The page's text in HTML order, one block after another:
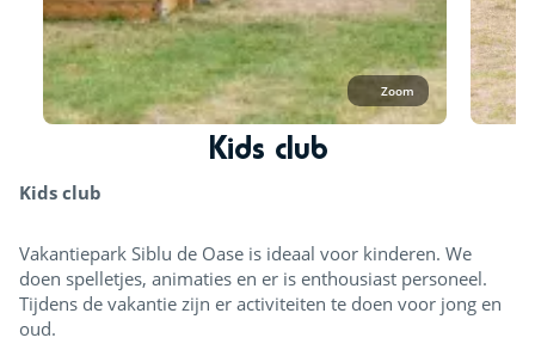
Zoom
Kids club
Kids club
Vakantiepark Siblu de Oase is ideaal voor kinderen. We
doen spelletjes, animaties en er is enthousiast personeel.
Tijdens de vakantie zijn er activiteiten te doen voor jong en
oud.